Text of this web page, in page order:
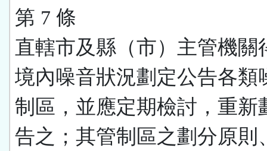
第 7 條
直轄市及縣（市）主管機關
境內噪音狀況劃定公告各類
制區，並應定期檢討，重新
告之；其管制區之劃分原則